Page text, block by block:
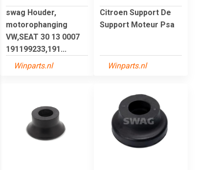
swag Houder,
motorophanging
VW,SEAT 30 13 0007
191199233,191...
Winparts.nl
Citroen Support De
Support Moteur Psa
Winparts.nl